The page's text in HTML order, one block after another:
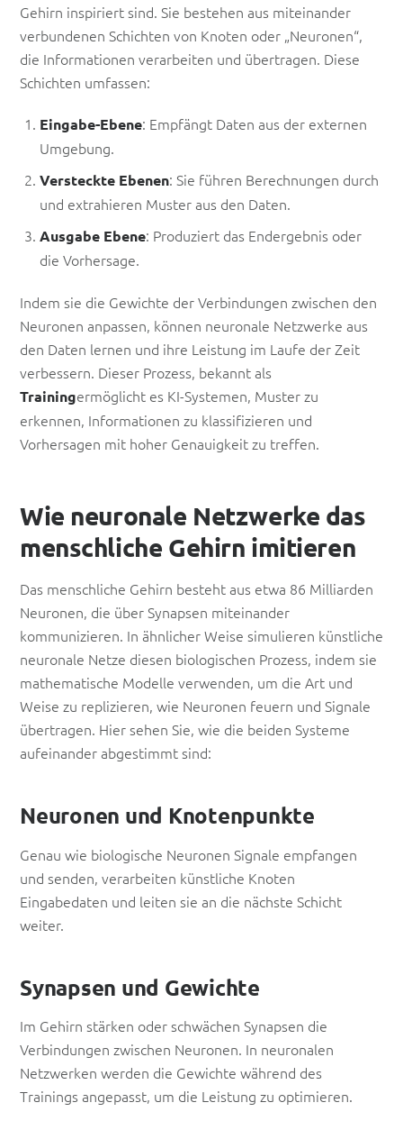
Gehirn inspiriert sind. Sie bestehen aus miteinander
verbundenen Schichten von Knoten oder „Neuronen“,
die Informationen verarbeiten und übertragen. Diese
Schichten umfassen:
Eingabe-Ebene: Empfängt Daten aus der externen
Umgebung.
Versteckte Ebenen: Sie führen Berechnungen durch
und extrahieren Muster aus den Daten.
Ausgabe Ebene: Produziert das Endergebnis oder
die Vorhersage.
Indem sie die Gewichte der Verbindungen zwischen den
Neuronen anpassen, können neuronale Netzwerke aus
den Daten lernen und ihre Leistung im Laufe der Zeit
verbessern. Dieser Prozess, bekannt als
Trainingermöglicht es KI-Systemen, Muster zu
erkennen, Informationen zu klassifizieren und
Vorhersagen mit hoher Genauigkeit zu treffen.
Wie neuronale Netzwerke das
menschliche Gehirn imitieren
Das menschliche Gehirn besteht aus etwa 86 Milliarden
Neuronen, die über Synapsen miteinander
kommunizieren. In ähnlicher Weise simulieren künstliche
neuronale Netze diesen biologischen Prozess, indem sie
mathematische Modelle verwenden, um die Art und
Weise zu replizieren, wie Neuronen feuern und Signale
übertragen. Hier sehen Sie, wie die beiden Systeme
aufeinander abgestimmt sind:
Neuronen und Knotenpunkte
Genau wie biologische Neuronen Signale empfangen
und senden, verarbeiten künstliche Knoten
Eingabedaten und leiten sie an die nächste Schicht
weiter.
Synapsen und Gewichte
Im Gehirn stärken oder schwächen Synapsen die
Verbindungen zwischen Neuronen. In neuronalen
Netzwerken werden die Gewichte während des
Trainings angepasst, um die Leistung zu optimieren.